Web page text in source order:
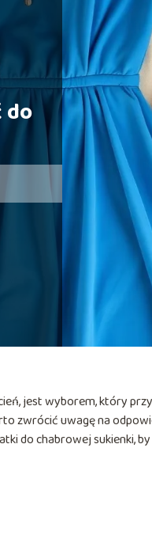
do
jest wyborem, który
zwrócić uwagę na
do chabrowej sukienki,